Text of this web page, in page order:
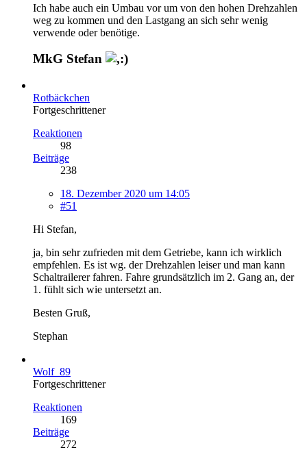
Ich habe auch ein Umbau vor um von den hohen Drehzahlen
weg zu kommen und den Lastgang an sich sehr wenig
verwende oder benötige.
MkG Stefan
Rotbäckchen
Fortgeschrittener
Reaktionen
98
Beiträge
238
18. Dezember 2020 um 14:05
#51
Hi Stefan,
ja, bin sehr zufrieden mit dem Getriebe, kann ich wirklich
empfehlen. Es ist wg. der Drehzahlen leiser und man kann
Schaltrailerer fahren. Fahre grundsätzlich im 2. Gang an, der
1. fühlt sich wie untersetzt an.
Besten Gruß,
Stephan
Wolf_89
Fortgeschrittener
Reaktionen
169
Beiträge
272